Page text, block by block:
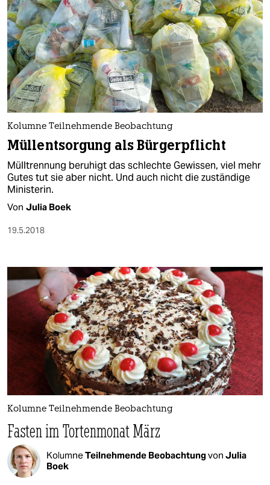
Kolumne Teilnehmende Beobachtung
Müllentsorgung als Bürgerpflicht
Mülltrennung beruhigt das schlechte Gewissen, viel mehr
Gutes tut sie aber nicht. Und auch nicht die zuständige
Ministerin.
Von Julia Boek
19.5.2018
Kolumne Teilnehmende Beobachtung
Fasten im Tortenmonat März
KolumneTeilnehmende Beobachtungvon Julia
Boek